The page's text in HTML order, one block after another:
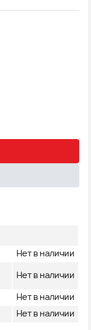
Нет в наличии
Нет в наличии
Нет в наличии
Нет в наличии